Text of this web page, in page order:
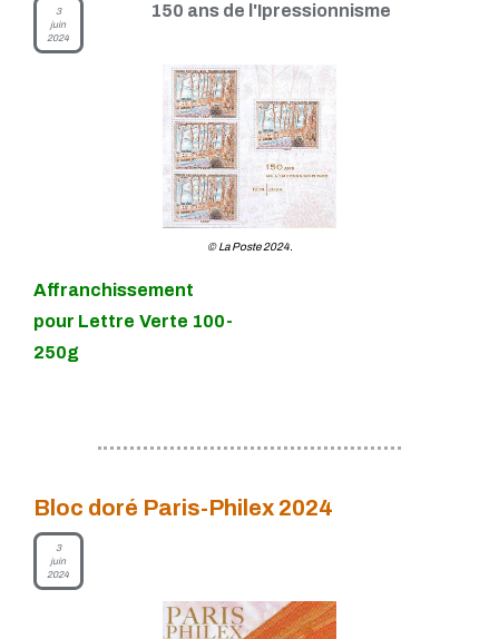
3
juin
2024
150 ans de l'Ipressionnisme
© La Poste 2024.
Affranchissement
pour Lettre Verte 100-
250g
Bloc doré Paris-Philex 2024
3
juin
2024